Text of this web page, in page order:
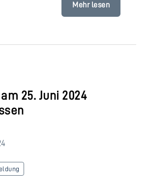
Mehr lesen
25. Juni 2024